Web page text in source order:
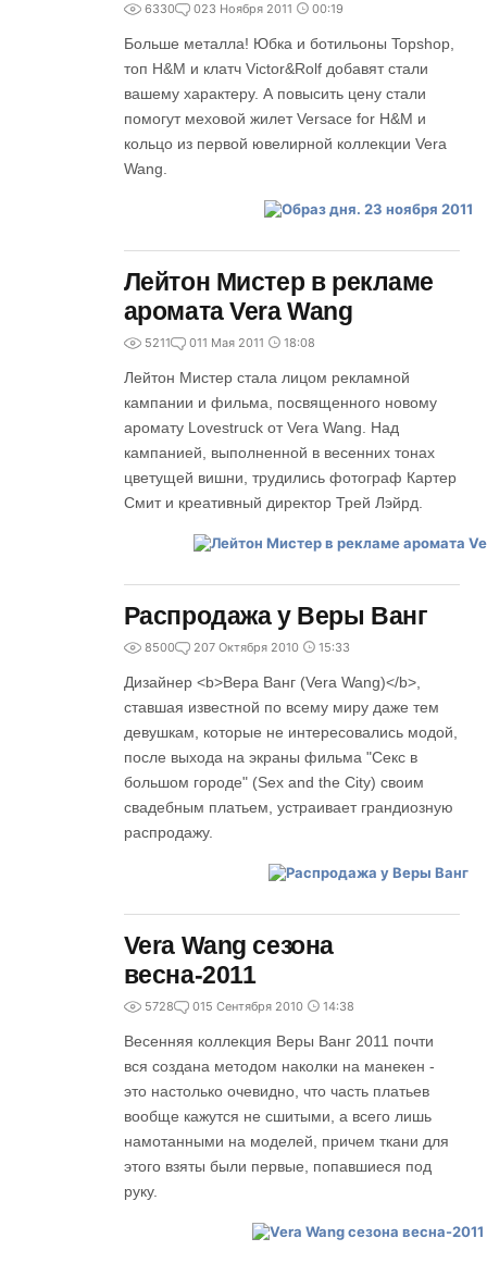
6330 023 Ноября 2011 00:19
Больше металла! Юбка и ботильоны Topshop,
топ H&M и клатч Victor&Rolf добавят стали
вашему характеру. А повысить цену стали
помогут меховой жилет Versace for H&M и
кольцо из первой ювелирной коллекции Vera
Wang.
Лейтон Мистер в рекламе
аромата Vera Wang
5211 011 Мая 2011 18:08
Лейтон Мистер стала лицом рекламной
кампании и фильма, посвященного новому
аромату Lovestruck от Vera Wang. Над
кампанией, выполненной в весенних тонах
цветущей вишни, трудились фотограф Картер
Смит и креативный директор Трей Лэйрд.
Распродажа у Веры Ванг
8500 207 Октября 2010 15:33
Дизайнер <b>Вера Ванг (Vera Wang)</b>,
ставшая известной по всему миру даже тем
девушкам, которые не интересовались модой,
после выхода на экраны фильма "Секс в
большом городе" (Sex and the City) своим
свадебным платьем, устраивает грандиозную
распродажу.
Vera Wang сезона
весна-2011
5728 015 Сентября 2010 14:38
Весенняя коллекция Веры Ванг 2011 почти
вся создана методом наколки на манекен -
это настолько очевидно, что часть платьев
вообще кажутся не сшитыми, а всего лишь
намотанными на моделей, причем ткани для
этого взяты были первые, попавшиеся под
руку.